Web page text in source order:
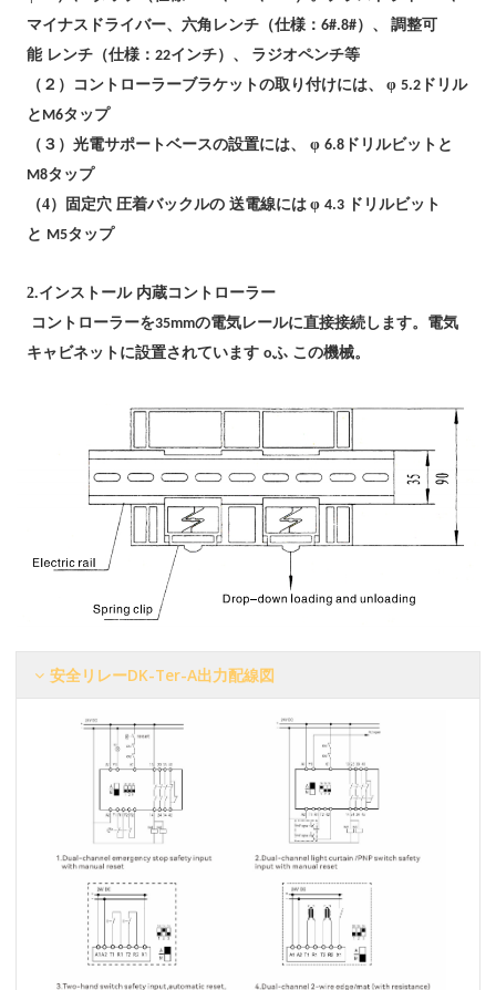
マイナスドライバー、六角レンチ（仕様：6#.8#） 、調整可
能 レンチ（仕様：22インチ） 、 ラジオペンチ等
（２）
コントローラーブラケットの取り付けには、φ 5.2ドリル
とM6タップ
（３）光電サポートベースの設置には、 φ 6.8ドリルビットと
M8タップ
（4）
固定穴 圧着バックルの 送電線にはφ 4.3 ドリルビット
と M5タップ
2.インストール 内蔵コントローラー
コントローラーを35mmの電気レールに直接接続します。電気
キャビネットに設置されています oふ この機械。
安全リレーDK-Ter-A出力配線図